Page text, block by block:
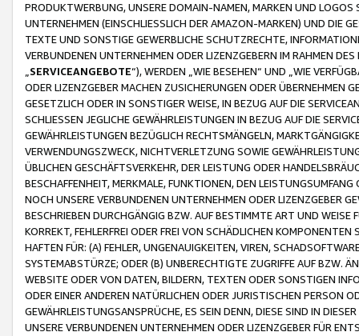
PRODUKTWERBUNG, UNSERE DOMAIN-NAMEN, MARKEN UND
UNTERNEHMEN (EINSCHLIESSLICH DER AMAZON-MARKEN) UND DIE
TEXTE UND SONSTIGE GEWERBLICHE SCHUTZRECHTE,
VERBUNDENEN UNTERNEHMEN ODER LIZENZGEBERN IM RAHMEN
SERVICEANGEBOTE“), WERDEN „WIE BESEHEN“ UND „WIE
ODER LIZENZGEBER MACHEN ZUSICHERUNGEN ODER ÜBERNEHMEN
GESETZLICH ODER IN SONSTIGER WEISE, IN BEZUG AUF DIE
SCHLIESSEN JEGLICHE GEWÄHRLEISTUNGEN IN BEZUG AUF DIE
GEWÄHRLEISTUNGEN BEZÜGLICH RECHTSMÄNGELN,
VERWENDUNGSZWECK, NICHTVERLETZUNG SOWIE
ÜBLICHEN GESCHÄFTSVERKEHR, DER LEISTUNG ODER
BESCHAFFENHEIT, MERKMALE, FUNKTIONEN, DEN
NOCH UNSERE VERBUNDENEN UNTERNEHMEN ODER LIZENZGEBER
BESCHRIEBEN DURCHGÄNGIG BZW. AUF BESTIMMTE ART UND
KORREKT, FEHLERFREI ODER FREI VON SCHÄDLICHEN
HAFTEN FÜR: (A) FEHLER, UNGENAUIGKEITEN, VIREN,
SYSTEMABSTÜRZE; ODER (B) UNBERECHTIGTE ZUGRIFFE AUF BZW.
WEBSITE ODER VON DATEN, BILDERN, TEXTEN ODER SONSTIGEN
ODER EINER ANDEREN NATÜRLICHEN ODER JURISTISCHEN PERSON
GEWÄHRLEISTUNGSANSPRÜCHE, ES SEIN DENN, DIESE SIND IN
UNSERE VERBUNDENEN UNTERNEHMEN ODER LIZENZGEBER FÜR